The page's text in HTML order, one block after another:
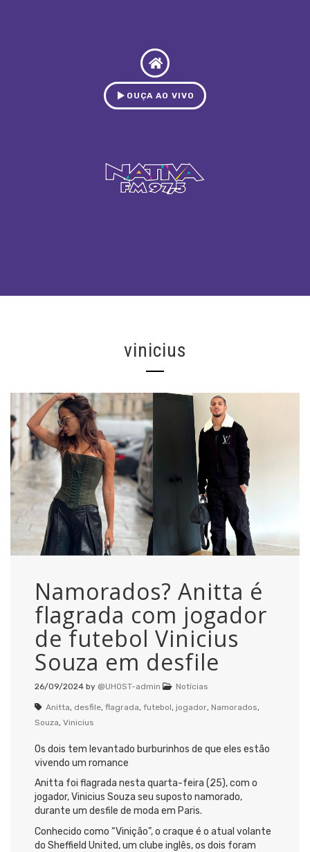
OUÇA AO VIVO
vinicius
Namorados? Anitta é
flagrada com jogador
de futebol Vinicius
Souza em desfile
26/09/2024 by @UHOST-admin Notícias
Anitta, desfile, flagrada, futebol, jogador, Namorados,
Souza, Vinicius
Os dois tem levantado burburinhos de que eles estão
vivendo um romance
Anitta foi flagrada nesta quarta-feira (25), com o
jogador, Vinicius Souza seu suposto namorado,
durante um desfile de moda em Paris.
Conhecido como “Vinição”, o craque é o atual volante
do Sheffield United, um clube inglês, os dois foram